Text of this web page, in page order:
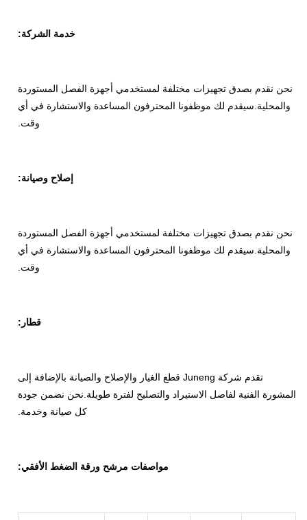
خدمة الشركة:
نحن نقدم بصدق تجهيزات مختلفة لمستخدمي أجهزة الفصل المستوردة
والمحلية.سيقدم لك موظفونا المحترفون المساعدة والاستشارة في أي
وقت.
إصلاح وصيانة:
نحن نقدم بصدق تجهيزات مختلفة لمستخدمي أجهزة الفصل المستوردة
والمحلية.سيقدم لك موظفونا المحترفون المساعدة والاستشارة في أي
وقت.
قطار:
تقدم شركة Juneng قطع الغيار والإصلاح والصيانة بالإضافة إلى
المشورة الفنية لفاصل الاستيراد والتصليح لفترة طويلة.نحن نضمن جودة
كل صيانة وخدمة.
مواصفات مرشح ورقة الضغط الأفقي: